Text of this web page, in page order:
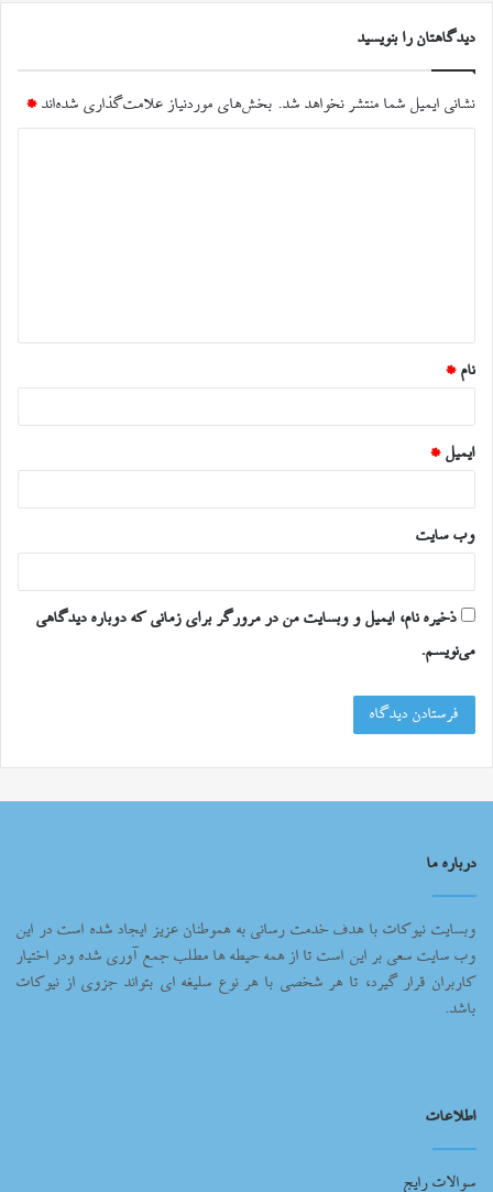
دیدگاهتان را بنویسید
نشانی ایمیل شما منتشر نخواهد شد. بخش‌های موردنیاز علامت‌گذاری شده‌اند *
*
نام *
ایمیل *
وب‌ سایت
ذخیره نام، ایمیل و وبسایت من در مرورگر برای زمانی که دوباره دیدگاهی
می‌نویسم.
درباره ما
وبسایت نیوکات با هدف خدمت رسانی به هموطنان عزیز ایجاد شده است در این
وب سایت سعی بر این است تا از همه حیطه ها مطلب جمع آوری شده ودر اختیار
کاربران قرار گیرد، تا هر شخصی با هر نوع سلیغه ای بتواند جزوی از نیوکات
باشد.
اطلاعات
سوالات رایج